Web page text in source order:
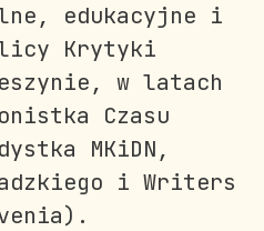
edukacyjne i
Krytyki
w latach
Czasu
MKiDN,
i Writers